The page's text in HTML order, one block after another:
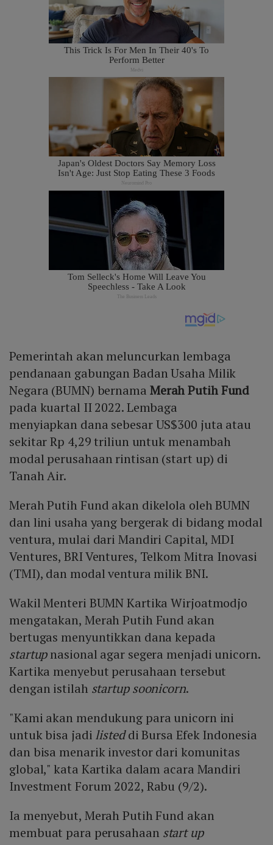
Pemerintah akan meluncurkan lembaga
pendanaan gabungan Badan Usaha Milik
Negara (BUMN) bernama Merah Putih Fund
pada kuartal II 2022. Lembaga
menyiapkan dana sebesar US$300 juta atau
sekitar Rp 4,29 triliun untuk menambah
modal perusahaan rintisan (start up) di
Tanah Air.
Merah Putih Fund akan dikelola oleh BUMN
dan lini usaha yang bergerak di bidang modal
ventura, mulai dari Mandiri Capital, MDI
Ventures, BRI Ventures, Telkom Mitra Inovasi
(TMI), dan modal ventura milik BNI.
Wakil Menteri BUMN Kartika Wirjoatmodjo
mengatakan, Merah Putih Fund akan
bertugas menyuntikkan dana kepada
startupnasional agar segera menjadi unicorn.
Kartika menyebut perusahaan tersebut
dengan istilah startup soonicorn.
"Kami akan mendukung para unicorn ini
untuk bisa jadi listeddi Bursa Efek Indonesia
dan bisa menarik investor dari komunitas
global," kata Kartika dalam acara Mandiri
Investment Forum 2022, Rabu (9/2).
Ia menyebut, Merah Putih Fund akan
membuat para perusahaan start up